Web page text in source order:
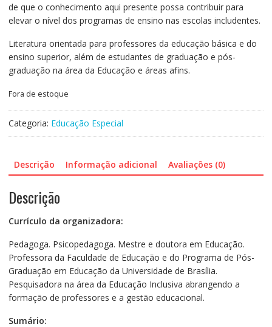
de que o conhecimento aqui presente possa contribuir para
elevar o nível dos programas de ensino nas escolas includentes.
Literatura orientada para professores da educação básica e do
ensino superior, além de estudantes de graduação e pós-
graduação na área da Educação e áreas afins.
Fora de estoque
Categoria: Educação Especial
Descrição Informação adicional Avaliações (0)
Descrição
Currículo da organizadora:
Pedagoga. Psicopedagoga. Mestre e doutora em Educação.
Professora da Faculdade de Educação e do Programa de Pós-
Graduação em Educação da Universidade de Brasília.
Pesquisadora na área da Educação Inclusiva abrangendo a
formação de professores e a gestão educacional.
Sumário: